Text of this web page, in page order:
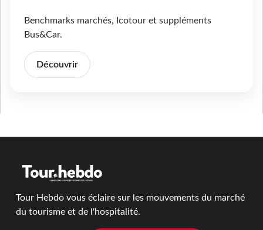
Benchmarks marchés, Icotour et suppléments
Bus&Car.
Découvrir
Tour Hebdo vous éclaire sur les mouvements du marché
du tourisme et de l'hospitalité.